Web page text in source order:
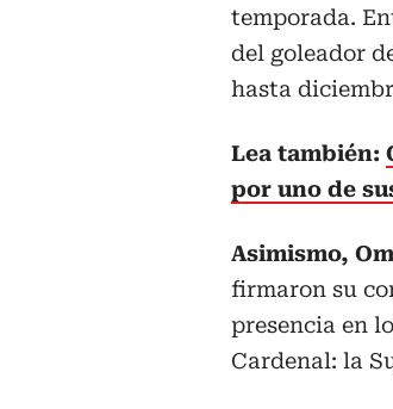
temporada.
del goleador
hasta
Lea también:
por uno de
Asimismo,
firmaron su
presencia en
Cardenal: la